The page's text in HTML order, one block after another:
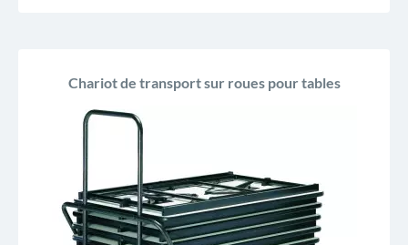
Chariot de transport sur roues pour tables